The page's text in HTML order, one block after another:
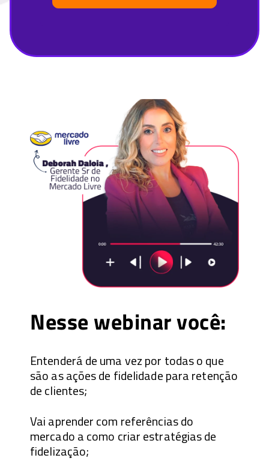
Nesse webinar você:
Entenderá de uma vez por todas o que
são as ações de fidelidade para retenção
de clientes;
Vai aprender com referências do
mercado a como criar estratégias de
fidelização;